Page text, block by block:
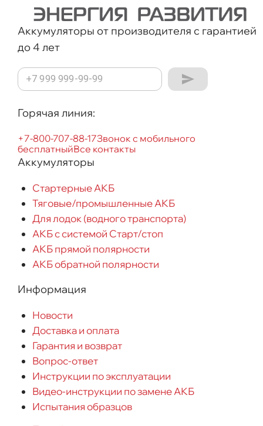
Аккумуляторы от производителя с гарантией
до 4 лет
Горячая линия:
+7-800-707-88-17Звонок с мобильного
бесплатныйВсе контакты
Аккумуляторы
Стартерные АКБ
Тяговые/промышленные АКБ
Для лодок (водного транспорта)
АКБ с системой Старт/стоп
АКБ прямой полярности
АКБ обратной полярности
Информация
Новости
Доставка и оплата
Гарантия и возврат
Вопрос-ответ
Инструкции по эксплуатации
Видео-инструкции по замене АКБ
Испытания образцов